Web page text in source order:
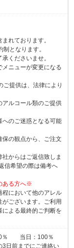
れております。
となります。
くださいませ。
ニューが変更になる
提供は、法律により
ルコール類のご提供
のご迷惑となる可能
の観点から、ご注文
からはご返信致しま
信希望の際は備考へ
ある方へ※
程において他のアレル
ございます。ご利用
よる最終的ご判断を
％ 当日：100％
日前までにご連絡い